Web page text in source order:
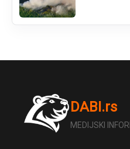
DABI.rs
MEDIJSKI